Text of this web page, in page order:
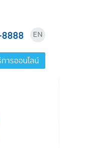
EN
ารออนไลน์